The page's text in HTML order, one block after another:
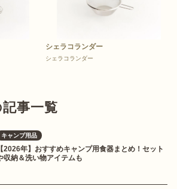
シェラコランダー
シェラコランダー
事一覧
キャンプ用品
【2026年】おすすめキャンプ用食器まとめ！セット
収納＆洗い物アイテムも